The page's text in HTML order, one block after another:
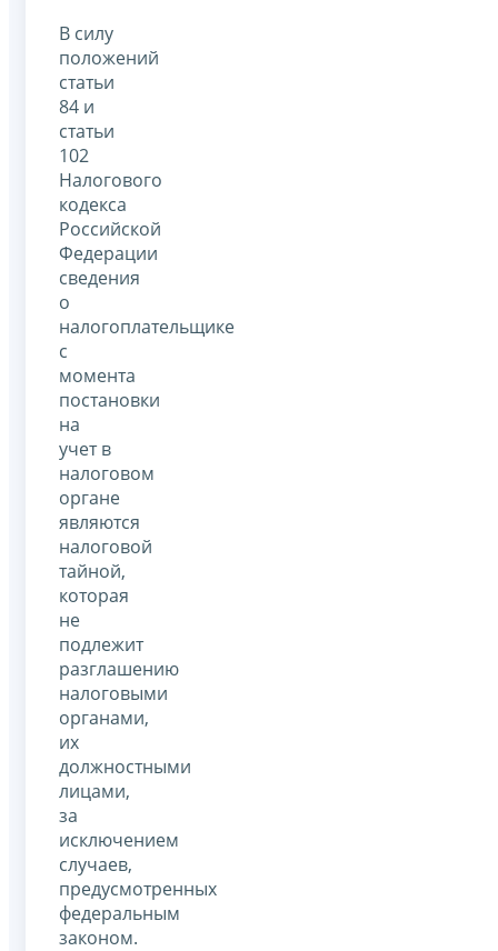
В силу
положений
статьи
84 и
статьи
102
Налогового
кодекса
Российской
Федерации
сведения
о
налогоплательщике
с
момента
постановки
на
учет в
налоговом
органе
являются
налоговой
тайной,
которая
не
подлежит
разглашению
налоговыми
органами,
их
должностными
лицами,
за
исключением
случаев,
предусмотренных
федеральным
законом.